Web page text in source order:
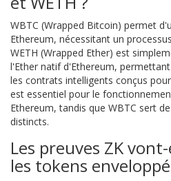
WBTC (Wrapped Bitcoin) permet
Ethereum, nécessitant un
WETH (Wrapped Ether) est
l'Ether natif d'Ethereum,
les contrats intelligents conçus
est essentiel pour le
Ethereum, tandis que WBTC sert
distincts.
Les preuves ZK
les tokens